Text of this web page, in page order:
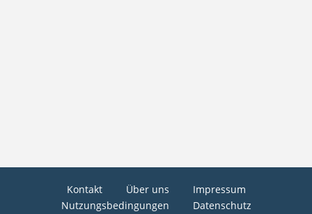
Kontakt Über uns
Impressum
Nutzungsbedingungen
Datenschutz